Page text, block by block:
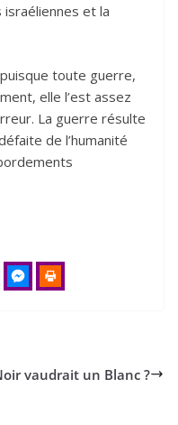
et la
toute guerre,
elle l’est assez
La guerre résulte
de l’humanité
vaudrait un Blanc ?